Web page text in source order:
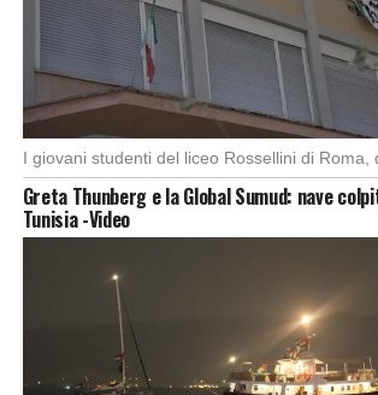
Greta Thunberg e la Global Sumud: nave
Tunisia -Video